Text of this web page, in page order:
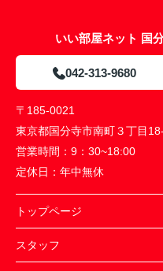
いい部屋ネット 国
042-313-9680
〒185-0021
東京都国分寺市南町３丁目
営業時間： 9：30~18:00
定休日： 年中無休
トップページ
スタッフ